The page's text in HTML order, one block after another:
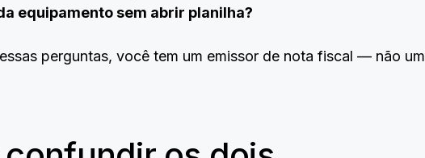
equipamento sem abrir planilha?
perguntas, você tem um emissor de nota fiscal — não um